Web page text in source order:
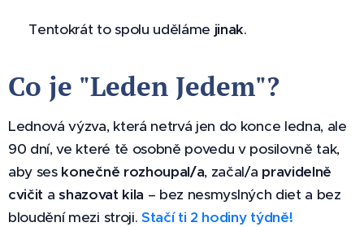
👉 Tentokrát to spolu uděláme jinak.
Co je "Leden Jedem"?
Lednová výzva, která netrvá jen do konce ledna, ale
90 dní, ve které tě osobně povedu v posilovně tak,
aby ses konečně rozhoupal/a, začal/a pravidelně
cvičit ashazovat kila – bez nesmyslných diet a bez
bloudění mezi stroji. Stačí ti 2 hodiny týdně!